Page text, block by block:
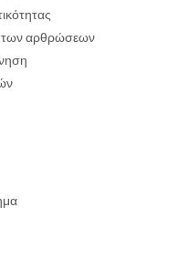
των αρθρώσεων